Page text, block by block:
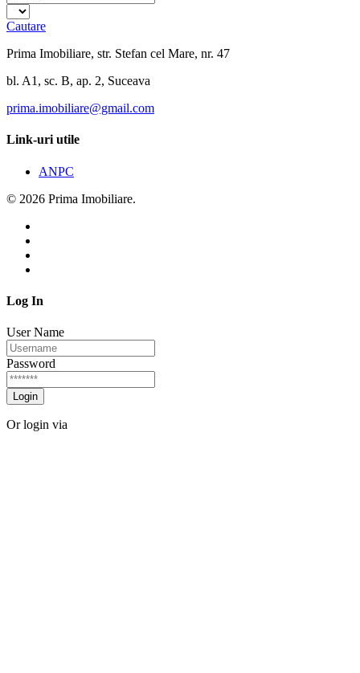
Cautare
Prima Imobiliare, str. Stefan cel Mare, nr. 47
bl. A1, sc. B, ap. 2, Suceava
prima.imobiliare@gmail.com
Link-uri utile
ANPC
© 2026 Prima Imobiliare.
Log In
User Name
Password
Login
Or login via